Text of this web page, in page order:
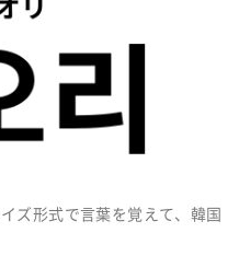
ズ形式で言葉を覚えて、韓国